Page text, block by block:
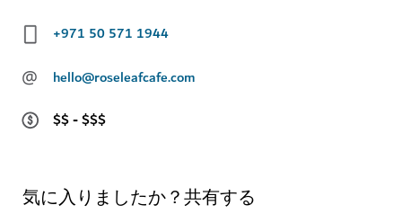
+971 50 571 1944
@
hello@roseleafcafe.com
$$ - $$$
気に入りましたか？共有する